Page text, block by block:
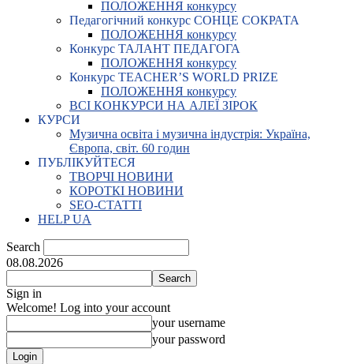
ПОЛОЖЕННЯ конкурсу
Педагогічний конкурс СОНЦЕ СОКРАТА
ПОЛОЖЕННЯ конкурсу
Конкурс ТАЛАНТ ПЕДАГОГА
ПОЛОЖЕННЯ конкурсу
Конкурс TEACHER’S WORLD PRIZE
ПОЛОЖЕННЯ конкурсу
ВСІ КОНКУРСИ НА АЛЕЇ ЗІРОК
КУРСИ
Музична освіта і музична індустрія: Україна,
Європа, світ. 60 годин
ПУБЛІКУЙТЕСЯ
ТВОРЧІ НОВИНИ
КОРОТКІ НОВИНИ
SEO-СТАТТІ
HELP UA
Search
08.08.2026
Sign in
Welcome! Log into your account
your username
your password